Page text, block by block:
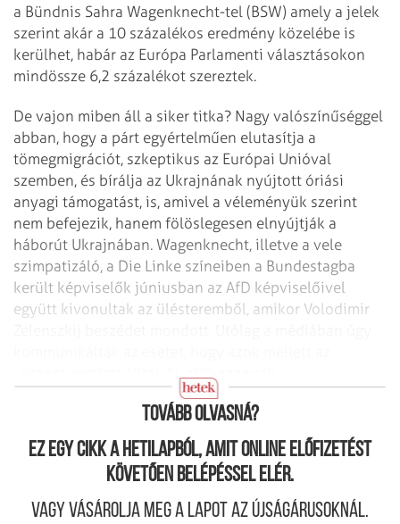
a Bündnis Sahra Wagen­knecht-tel (BSW) amely a jelek
szerint akár a 10 százalékos eredmény közelébe is
kerülhet, habár az Európa Parlamenti választásokon
mindössze 6,2 százalékot szereztek.
De vajon miben áll a siker titka? Nagy valószínűséggel
abban, hogy a párt egyértelműen elutasítja a
tömegmigrációt, szkeptikus az Európai Unióval
szemben, és bírálja az Ukrajnának nyújtott óriási
anyagi támogatást, is, amivel a véleményük szerint
nem befejezik, hanem fölöslegesen elnyújtják a
háborút Ukrajnában. Wagen­knecht, illetve a vele
szimpatizáló, a Die Linke színeiben a Bundestagba
került képviselők júniusban az AfD képviselőivel
együtt kivonultak az ülésteremből, amikor Volodimir
fegyverszünetre és biztonságra vágynak.
Tovább olvasná?
Ez egy cikk a hetilapból, amit online előfizetést
követően belépéssel elér.
Vagy vásárolja meg a lapot az újságárusoknál.